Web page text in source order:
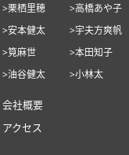
>栗栖里穂
>高橋あや子
>安本健太
>宇夫方爽帆
>筧麻世
>本田知子
>油谷健太
>小林太
会社概要
アクセス